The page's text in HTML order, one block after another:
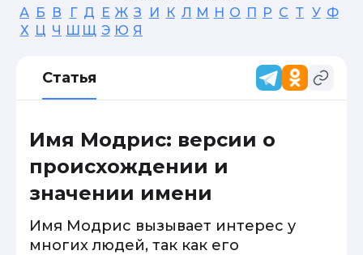
А Б В Г Д Е Ж З И К Л М Н О П Р С Т У Ф
Х Ц Ч Ш Щ Э Ю Я
Статья
Имя Модрис: версии о
происхождении и
значении имени
Имя Модрис вызывает интерес у
многих людей, так как его